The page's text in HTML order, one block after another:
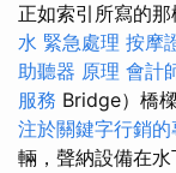
正如索引所寫的
水 緊急處理 按摩
助聽器 原理 會計
服務 Bridge）橋
注於關鍵字行銷的
輛，聲納設備在